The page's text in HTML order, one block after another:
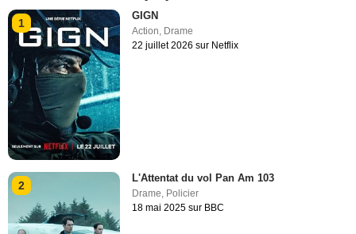
1
GIGN
Action, Drame
22 juillet 2026 sur Netflix
2
L'Attentat du vol Pan Am 103
Drame Policier
18 mai 2025 sur BBC